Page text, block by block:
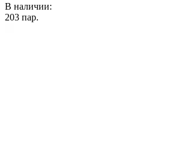
В наличии:
203 пар.